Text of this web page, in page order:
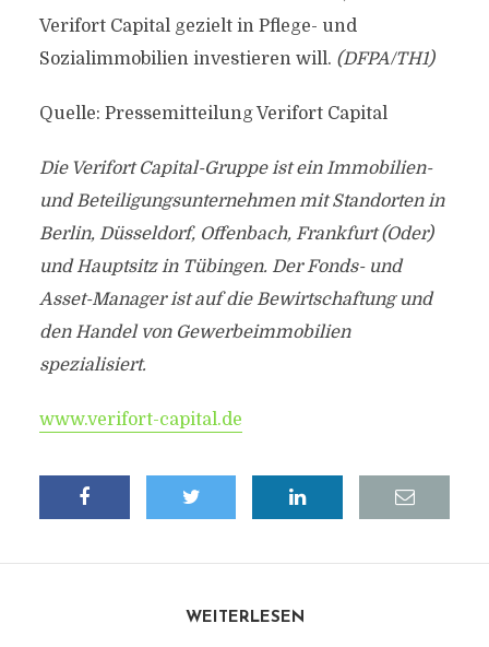
Verifort Capital gezielt in Pflege- und
Sozialimmobilien investieren will. (DFPA/TH1)
Quelle: Pressemitteilung Verifort Capital
Die Verifort Capital-Gruppe ist ein Immobilien-
und Beteiligungsunternehmen mit Standorten in
Berlin, Düsseldorf, Offenbach, Frankfurt (Oder)
und Hauptsitz in Tübingen. Der Fonds- und
Asset-Manager ist auf die Bewirtschaftung und
den Handel von Gewerbeimmobilien
spezialisiert.
www.verifort-capital.de
WEITERLESEN